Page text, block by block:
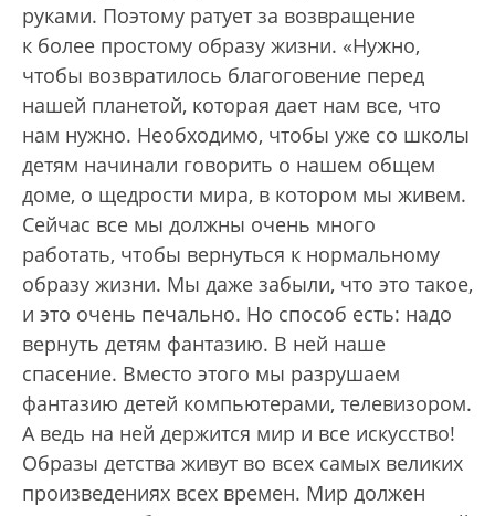
руками. Поэтому ратует за возвращение
к более простому образу жизни. «Нужно,
чтобы возвратилось благоговение перед
нашей планетой, которая дает нам все, что
нам нужно. Необходимо, чтобы уже со школы
детям начинали говорить о нашем общем
доме, о щедрости мира, в котором мы живем.
Сейчас все мы должны очень много
работать, чтобы вернуться к нормальному
образу жизни. Мы даже забыли, что это такое,
и это очень печально. Но способ есть: надо
вернуть детям фантазию. В ней наше
спасение. Вместо этого мы разрушаем
фантазию детей компьютерами, телевизором.
А ведь на ней держится мир и все искусство!
Образы детства живут во всех самых великих
произведениях всех времен. Мир должен